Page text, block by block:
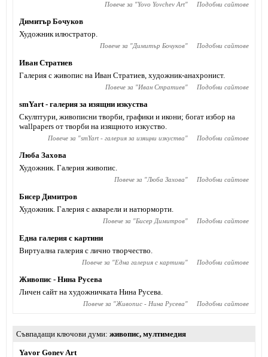
Повече за "Yovo Yovchev Art" Подобни сайтове
Димитър Бочуков
Художник илюстратор.
Повече за "Димитър Бочуков" Подобни сайтове
Иван Стратиев
Галерия с живопис на Иван Стратиев, художник-анахронист.
Повече за "Иван Стратиев" Подобни сайтове
smYart - галерия за изящни изкуства
Скулптури, живописни творби, графики и икони; богат избор на
wallpapers от творби на изящното изкуство.
Повече за "smYart - галерия за изящни изкуства" Подобни сайтове
Люба Захова
Художник. Галерия живопис.
Повече за "Люба Захова" Подобни сайтове
Бисер Димитров
Художник. Галерия с акварели и натюрморти.
Повече за "Бисер Димитров" Подобни сайтове
Една галерия с картини
Виртуална галерия с лично творчество.
Повече за "Една галерия с картини" Подобни сайтове
Живопис - Нина Русева
Личен сайт на художничката Нина Русева.
Повече за "Живопис - Нина Русева" Подобни сайтове
Съвпадащи ключови думи живопис, мултимедия
Yavor Gonev Art